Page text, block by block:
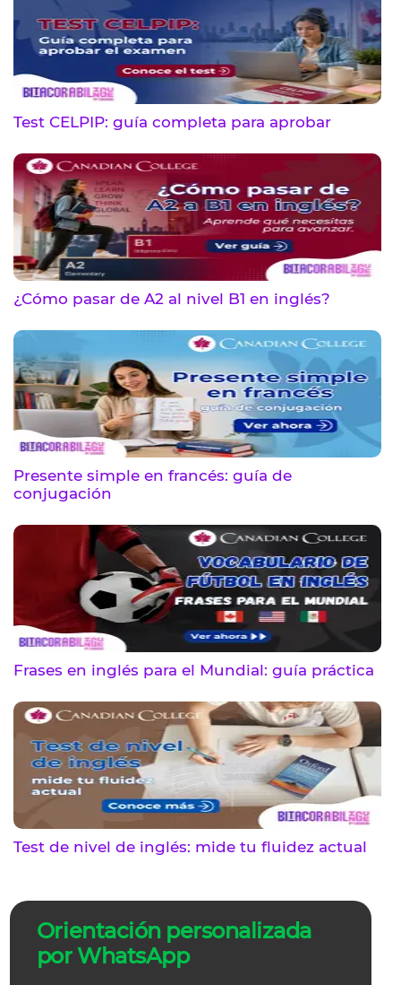
Test CELPIP: guía completa para aprobar
¿Cómo pasar de A2 al nivel B1 en inglés?
Presente simple en francés: guía de
conjugación
Frases en inglés para el Mundial: guía práctica
Test de nivel de inglés: mide tu fluidez actual
Orientación personalizada
por WhatsApp